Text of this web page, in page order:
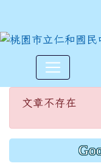
文章不存在
文章不存在